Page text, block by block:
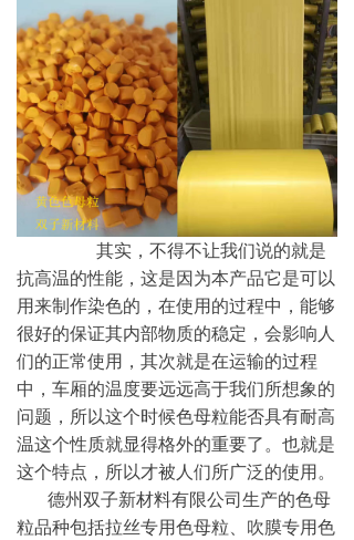
其实，不得不让我们说的就是
抗高温的性能，这是因为本产品它是可以
用来制作染色的，在使用的过程中，能够
很好的保证其内部物质的稳定，会影响人
们的正常使用，其次就是在运输的过程
中，车厢的温度要远远高于我们所想象的
问题，所以这个时候色母粒能否具有耐高
温这个性质就显得格外的重要了。也就是
这个特点，所以才被人们所广泛的使用。
德州双子新材料有限公司生产的色母
粒品种包括拉丝专用色母粒、吹膜专用色